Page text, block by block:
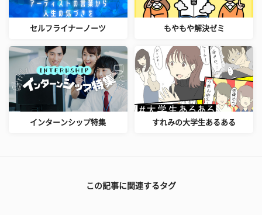
セルフライナーノーツ もやもや解決ゼミ
インターンシップ特集 すれみの大学生あるある
この記事に関連するタグ